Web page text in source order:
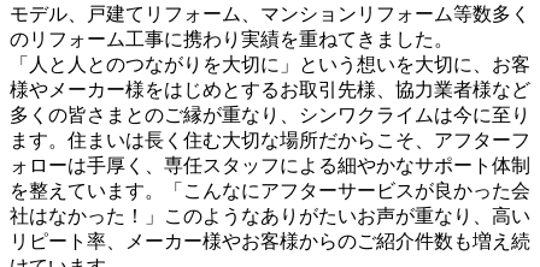
モデル、戸建てリフォーム、マンションリフォーム等数多く
のリフォーム工事に携わり実績を重ねてきました。
「人と人とのつながりを大切に」という想いを大切に、お客
様やメーカー様をはじめとするお取引先様、協力業者様など
多くの皆さまとのご縁が重なり、シンワクライムは今に至り
ます。住まいは長く住む大切な場所だからこそ、アフターフ
ォローは手厚く、専任スタッフによる細やかなサポート体制
を整えています。「こんなにアフターサービスが良かった会
社はなかった！」このようなありがたいお声が重なり、高い
リピート率、メーカー様やお客様からのご紹介件数も増え続